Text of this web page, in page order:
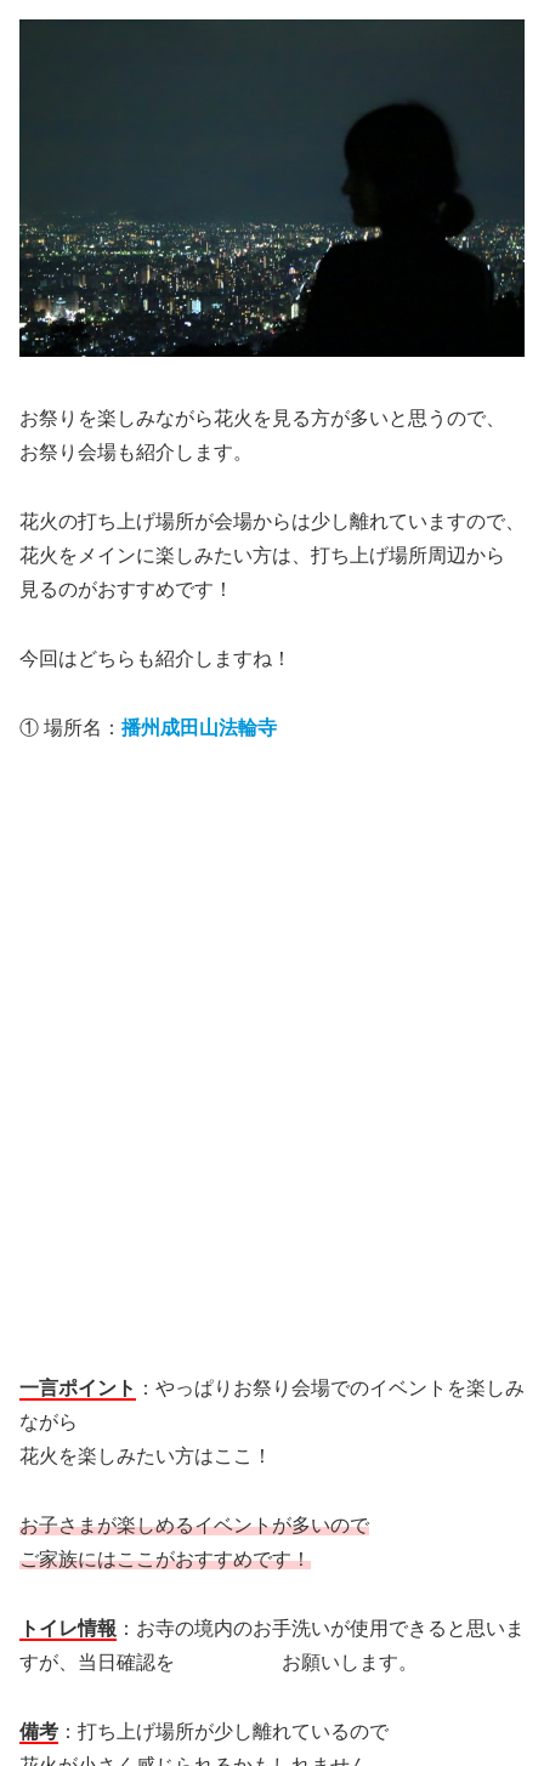
お祭りを楽しみながら花火を見る方が多いと思うので、
お祭り会場も紹介します。
花火の打ち上げ場所が会場からは少し離れていますので、
花火をメインに楽しみたい方は、打ち上げ場所周辺から
見るのがおすすめです！
今回はどちらも紹介しますね！
① 場所名： 播州成田山法輪寺
一言ポイント ：やっぱりお祭り会場でのイベントを楽しみ
ながら
花火を楽しみたい方はここ！
お子さまが楽しめるイベントが多いので
ご家族にはここがおすすめです！
トイレ情報 ：お寺の境内のお手洗いが使用できると思いま
すが、当日確認を お願いします。
備考 ：打ち上げ場所が少し離れているので